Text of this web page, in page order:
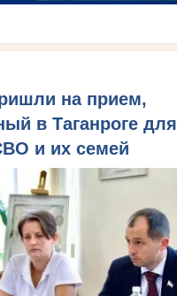
на прием,
в Таганроге для
и их семей